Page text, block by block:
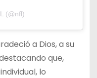
(@nfl)
a Dios, a su
que,
lo